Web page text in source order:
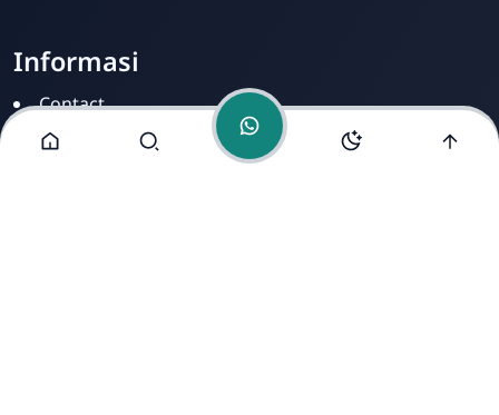
Informasi
Contact
Disclamer